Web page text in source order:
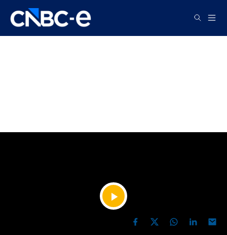
Videoyu
YAYIN TARİHİ, 23 HAZIRAN 2026 12:35